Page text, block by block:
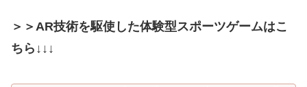
＞＞AR技術を駆使した体験型スポーツゲームはこ
ちら↓↓↓